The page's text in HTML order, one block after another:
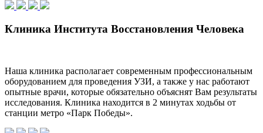
Клиника Института Восстановления Человека
Наша клиника располагает современным профессиональным
оборудованием для проведения УЗИ, а также у нас работают
опытные врачи, которые обязательно объяснят Вам результаты
исследования. Клиника находится в 2 минутах ходьбы от
станции метро «Парк Победы».